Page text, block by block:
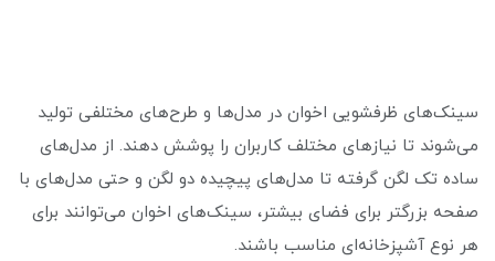
سینک‌های ظرفشویی اخوان در مدل‌ها و طرح‌های مختلفی تولید
می‌شوند تا نیازهای مختلف کاربران را پوشش دهند. از مدل‌های
ساده تک لگن گرفته تا مدل‌های پیچیده دو لگن و حتی مدل‌های با
صفحه بزرگتر برای فضای بیشتر، سینک‌های اخوان می‌توانند برای
هر نوع آشپزخانه‌ای مناسب باشند.